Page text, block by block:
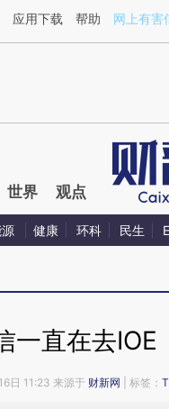
应用下载 帮助 网上有害
世界 观点
健康 环科 民生
一直在去IOE
日 11:23 来源于 财新网 | 标签：